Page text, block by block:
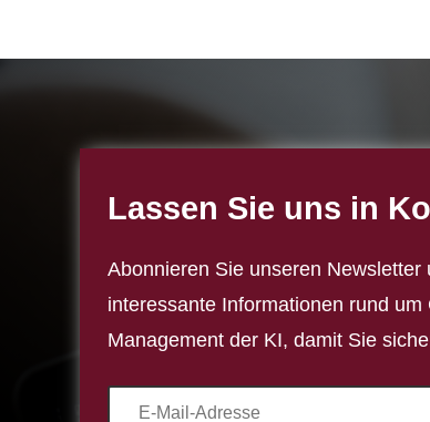
Lassen Sie uns in
Abonnieren Sie unseren
interessante Informationen rund
Management der KI, damit Sie